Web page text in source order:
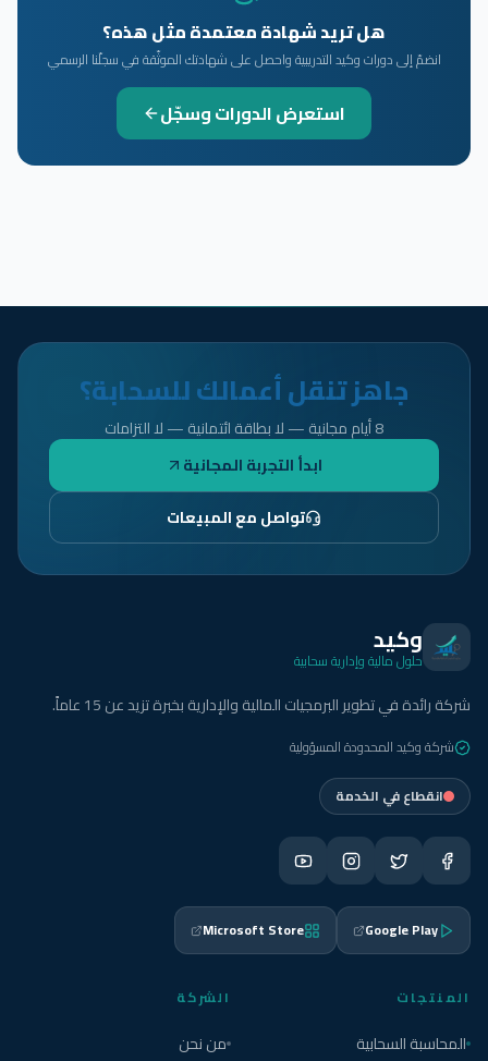
هل تريد شهادة معتمدة مثل هذه؟
انضمّ إلى دورات وكيد التدريبية واحصل على شهادتك الموثّقة في سجلّنا الرسمي
استعرض الدورات وسجّل
جاهز تنقل أعمالك للسحابة؟
8 أيام مجانية — لا بطاقة ائتمانية — لا التزامات
ابدأ التجربة المجانية
تواصل مع المبيعات
وكيد
حلول مالية وإدارية سحابية
شركة رائدة في تطوير البرمجيات المالية والإدارية بخبرة تزيد عن 15 عاماً.
شركة وكيد المحدودة المسؤولية
انقطاع في الخدمة
Google Play
Microsoft Store
المنتجات
المحاسبة السحابية
الشركة
من نحن